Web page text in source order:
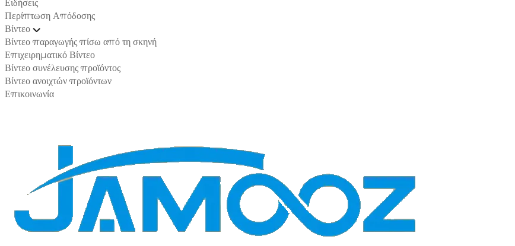
Ειδήσεις
Περίπτωση Απόδοσης
Βίντεο
Βίντεο παραγωγής πίσω από τη σκηνή
Επιχειρηματικό Βίντεο
Βίντεο συνέλευσης προϊόντος
Βίντεο ανοιχτών προϊόντων
Επικοινωνία